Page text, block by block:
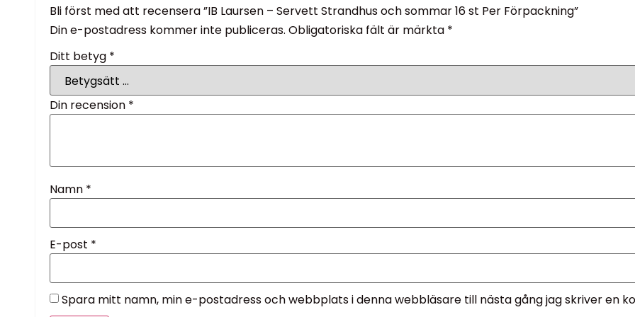
Bli först med att recensera ”IB Laursen – Servett Strandhus och sommar 16 st Per Förpackning”
Din e-postadress kommer inte publiceras. Obligatoriska fält är märkta *
Ditt betyg *
Din recension *
Namn *
E-post *
Spara mitt namn, min e-postadress och webbplats i denna webbläsare till nästa gång jag skriver en